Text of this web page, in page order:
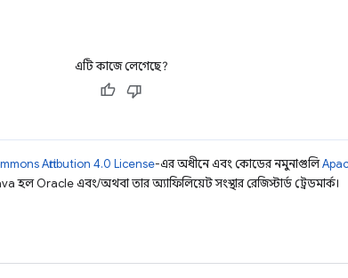
এটি কাজে লেগেছে?
Attribution 4.0 License-এর অধীনে এবং কোডের নমুনাগুলি
হল Oracle এবং/অথবা তার অ্যাফিলিয়েট সংস্থার রেজিস্টার্ড ট্রেডমার্ক।